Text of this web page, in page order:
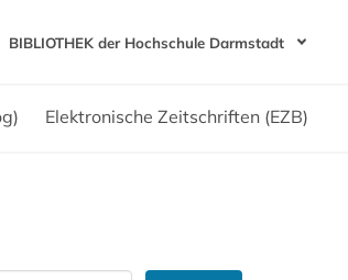
BIBLIOTHEK der Hochschule Darmstadt
Elektronische Zeitschriften (EZB)